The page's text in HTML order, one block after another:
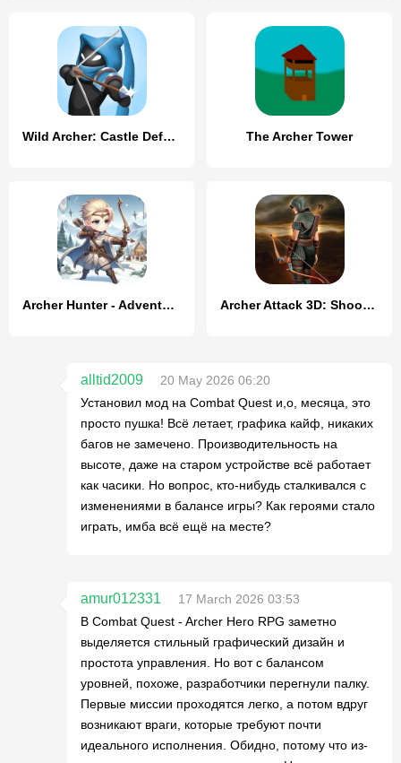
Wild Archer: Castle Defense The Archer Tower
Archer Hunter - Adventure Game Archer Attack 3D: Shooter War
alltid2009
20 May 2026 06:20
Установил мод на Combat Quest и,о, месяца, это
просто пушка! Всё летает, графика кайф, никаких
багов не замечено. Производительность на
высоте, даже на старом устройстве всё работает
как часики. Но вопрос, кто-нибудь сталкивался с
изменениями в балансе игры? Как героями стало
играть, имба всё ещё на месте?
amur012331
17 March 2026 03:53
В Combat Quest - Archer Hero RPG заметно
выделяется стильный графический дизайн и
простота управления. Но вот с балансом
уровней, похоже, разработчики перегнули палку.
Первые миссии проходятся легко, а потом вдруг
возникают враги, которые требуют почти
идеального исполнения. Обидно, потому что из-